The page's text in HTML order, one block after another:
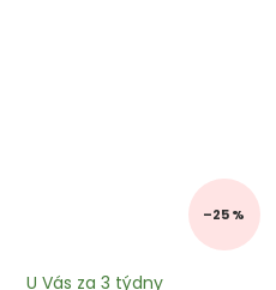
–25 %
U Vás za 3 týdny